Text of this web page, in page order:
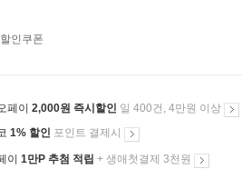
인쿠폰
페이 2,000원 즉시할인 일 400건, 4만원 이상
1% 할인 포인트 결제시
이 1만P 추첨 적립 + 생애첫결제 3천원